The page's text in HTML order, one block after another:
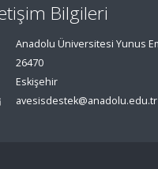
Bilgileri
Anadolu Üniversitesi Yunus
26470
Eskişehir
avesisdestek@anadolu.edu.tr